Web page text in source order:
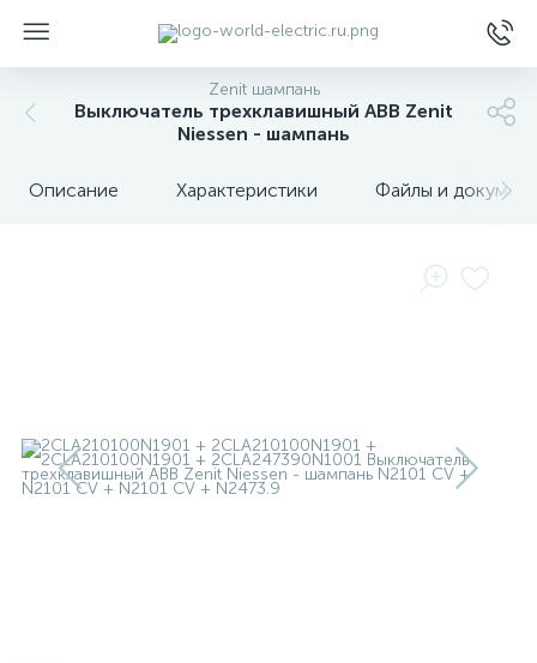
Zenit шампань
Выключатель трехклавишный ABB Zenit
Niessen - шампань
Описание Характеристики Файлы и